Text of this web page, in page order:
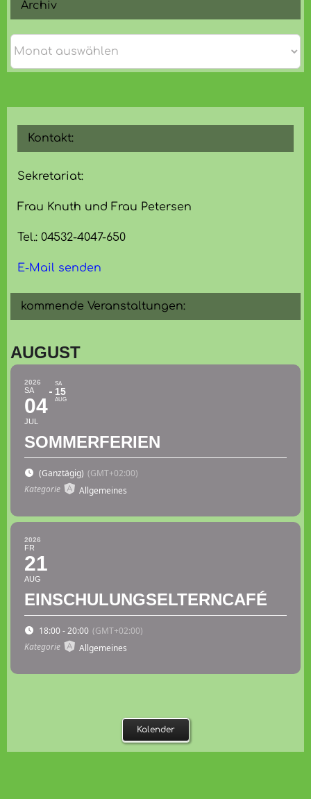
Kontakt:
Sekretariat:
Frau Knuth und Frau Petersen
Tel.: 04532-4047-650
E-Mail senden
kommende Veranstaltungen:
AUGUST
2026
SA
04
JUL
SA
15
AUG
SOMMERFERIEN
(Ganztägig) (GMT+02:00)
Kategorie
Allgemeines
2026
FR
21
AUG
EINSCHULUNGSELTERNCAFÉ
18:00 - 20:00 (GMT+02:00)
Kategorie
Allgemeines
Kalender
Archiv
Archiv